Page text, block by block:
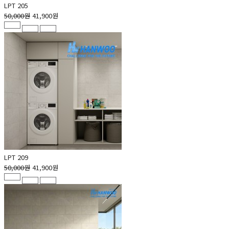
LPT 205
50,000원 41,900원
LPT 209
50,000원 41,900원